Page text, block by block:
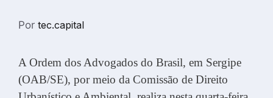
Por tec.capital
A Ordem dos Advogados do Brasil, em Sergipe
(OAB/SE), por meio da Comissão de Direito